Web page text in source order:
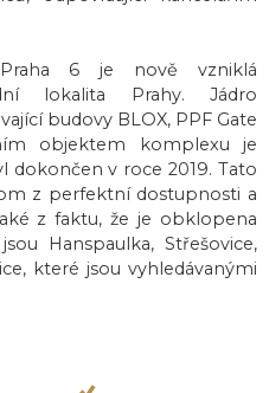
Praha 6 je nově vzniklá
lokalita Prahy. Jádro
budovy BLOX, PPF Gate
objektem komplexu je
dokončen v roce 2019. Tato
z perfektní dostupnosti a
z faktu, že je obklopena
Hanspaulka, Střešovice,
které jsou vyhledávanými